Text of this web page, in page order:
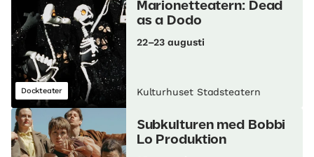
Dockteater
Marionetteatern: Dead
as a Dodo
22–23 augusti
Kulturhuset Stadsteatern
Subkulturen med Bobbi
Lo Produktion